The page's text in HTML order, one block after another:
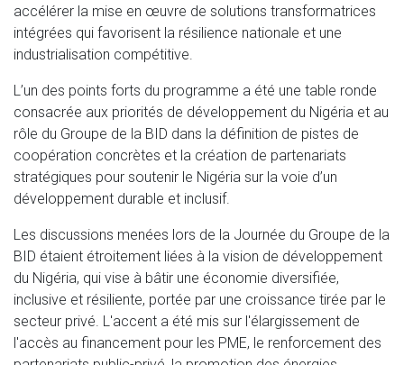
accélérer la mise en œuvre de solutions transformatrices
intégrées qui favorisent la résilience nationale et une
industrialisation compétitive.
L’un des points forts du programme a été une table ronde
consacrée aux priorités de développement du Nigéria et au
rôle du Groupe de la BID dans la définition de pistes de
coopération concrètes et la création de partenariats
stratégiques pour soutenir le Nigéria sur la voie d’un
développement durable et inclusif.
Les discussions menées lors de la Journée du Groupe de la
BID étaient étroitement liées à la vision de développement
du Nigéria, qui vise à bâtir une économie diversifiée,
inclusive et résiliente, portée par une croissance tirée par le
secteur privé. L'accent a été mis sur l'élargissement de
l'accès au financement pour les PME, le renforcement des